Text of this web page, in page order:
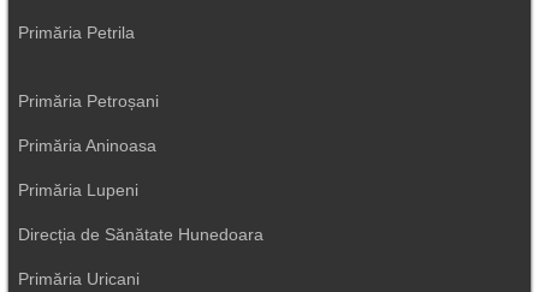
Primăria Petrila
Primăria Petroșani
Primăria Aninoasa
Primăria Lupeni
Direcția de Sănătate Hunedoara
Primăria Uricani